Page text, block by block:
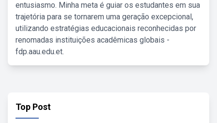
entusiasmo. Minha meta é guiar os estudantes em sua
trajetória para se tornarem uma geração excepcional,
utilizando estratégias educacionais reconhecidas por
renomadas instituições acadêmicas globais -
fdp.aau.edu.et.
Top Post